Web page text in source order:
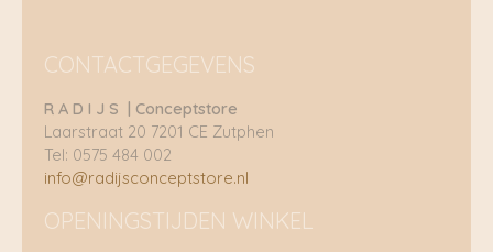
CONTACTGEGEVENS
R A D I J S | Conceptstore
Laarstraat 20 7201 CE Zutphen
Tel: 0575 484 002
info@radijsconceptstore.nl
OPENINGSTIJDEN WINKEL